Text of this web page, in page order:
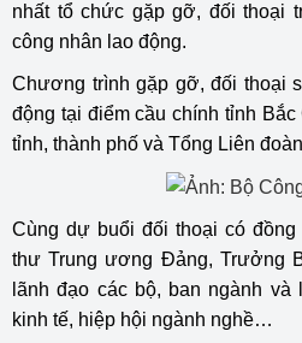
nhất tổ chức gặp gỡ, đối thoại
công nhân lao động.
Chương trình gặp gỡ, đối thoại
động tại điểm cầu chính tỉnh
tỉnh, thành phố và Tổng Liên
Cùng dự buổi đối thoại có
thư Trung ương Đảng, Trưởng
lãnh đạo các bộ, ban ngành và
kinh tế, hiệp hội ngành nghề…